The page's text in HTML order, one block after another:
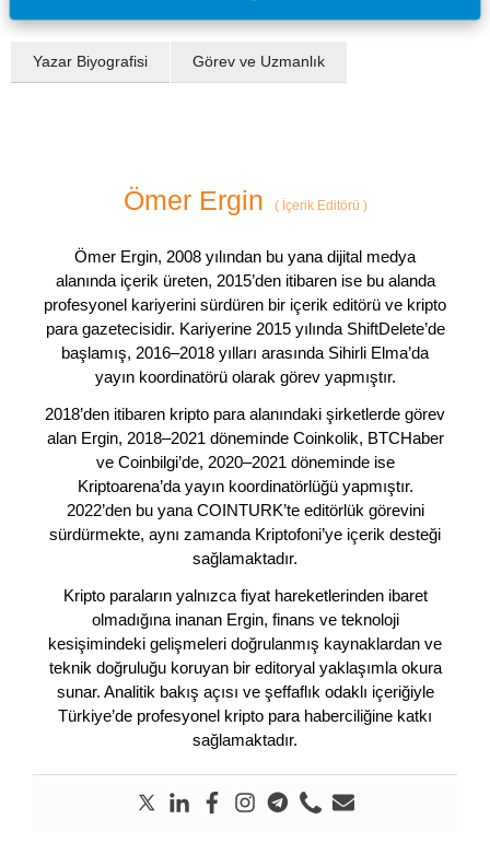
Yazar Biyografisi Görev ve Uzmanlık
Ömer Ergin (İçerik Editörü )
Ömer Ergin, 2008 yılından bu yana dijital medya
alanında içerik üreten, 2015’den itibaren ise bu alanda
profesyonel kariyerini sürdüren bir içerik editörü ve kripto
para gazetecisidir. Kariyerine 2015 yılında ShiftDelete’de
başlamış, 2016–2018 yılları arasında Sihirli Elma’da
yayın koordinatörü olarak görev yapmıştır.
2018’den itibaren kripto para alanındaki şirketlerde görev
alan Ergin, 2018–2021 döneminde Coinkolik, BTCHaber
ve Coinbilgi’de, 2020–2021 döneminde ise
Kriptoarena’da yayın koordinatörlüğü yapmıştır.
2022’den bu yana COINTURK’te editörlük görevini
sürdürmekte, aynı zamanda Kriptofoni’ye içerik desteği
sağlamaktadır.
Kripto paraların yalnızca fiyat hareketlerinden ibaret
olmadığına inanan Ergin, finans ve teknoloji
kesişimindeki gelişmeleri doğrulanmış kaynaklardan ve
teknik doğruluğu koruyan bir editoryal yaklaşımla okura
sunar. Analitik bakış açısı ve şeffaflık odaklı içeriğiyle
Türkiye’de profesyonel kripto para haberciliğine katkı
sağlamaktadır.